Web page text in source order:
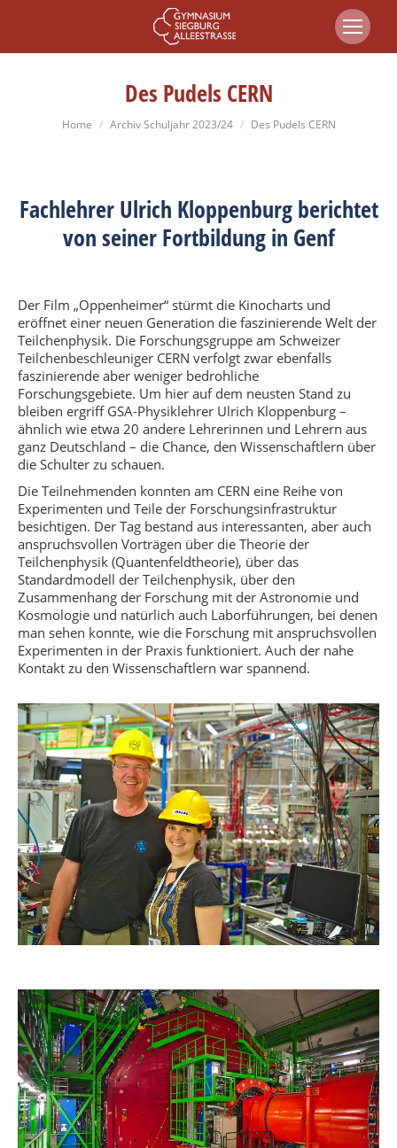
Des Pudels CERN
You are here:
Home Archiv Schuljahr 2023/24 Des Pudels CERN
Fachlehrer Ulrich Kloppenburg berichtet
von seiner Fortbildung in Genf
Der Film „Oppenheimer“ stürmt die Kinocharts und
eröffnet einer neuen Generation die faszinierende Welt der
Teilchenphysik. Die Forschungsgruppe am Schweizer
Teilchenbeschleuniger CERN verfolgt zwar ebenfalls
faszinierende aber weniger bedrohliche
Forschungsgebiete. Um hier auf dem neusten Stand zu
bleiben ergriff GSA-Physiklehrer Ulrich Kloppenburg –
ähnlich wie etwa 20 andere Lehrerinnen und Lehrern aus
ganz Deutschland – die Chance, den Wissenschaftlern über
die Schulter zu schauen.
Die Teilnehmenden konnten am CERN eine Reihe von
Experimenten und Teile der Forschungsinfrastruktur
besichtigen. Der Tag bestand aus interessanten, aber auch
anspruchsvollen Vorträgen über die Theorie der
Teilchenphysik (Quantenfeldtheorie), über das
Standardmodell der Teilchenphysik, über den
Zusammenhang der Forschung mit der Astronomie und
Kosmologie und natürlich auch Laborführungen, bei denen
man sehen konnte, wie die Forschung mit anspruchsvollen
Experimenten in der Praxis funktioniert. Auch der nahe
Kontakt zu den Wissenschaftlern war spannend.